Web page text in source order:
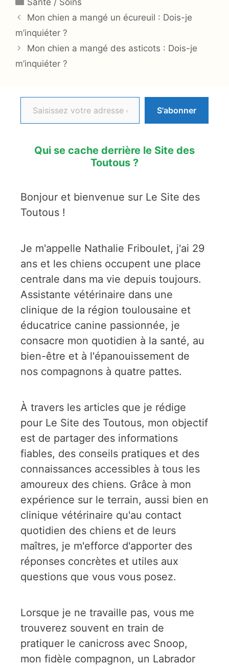
Mon chien a mangé un écureuil : Dois-je
m’inquiéter ?
Mon chien a mangé des asticots : Dois-je
m’inquiéter ?
Saisissez votre adresse e-mail…
S'abonner
Qui se cache derrière le Site des
Toutous ?
Bonjour et bienvenue sur Le Site des
Toutous !
Je m'appelle Nathalie Friboulet, j'ai 29
ans et les chiens occupent une place
centrale dans ma vie depuis toujours.
Assistante vétérinaire dans une
clinique de la région toulousaine et
éducatrice canine passionnée, je
consacre mon quotidien à la santé, au
bien-être et à l'épanouissement de
nos compagnons à quatre pattes.
À travers les articles que je rédige
pour Le Site des Toutous, mon objectif
est de partager des informations
fiables, des conseils pratiques et des
connaissances accessibles à tous les
amoureux des chiens. Grâce à mon
expérience sur le terrain, aussi bien en
clinique vétérinaire qu'au contact
quotidien des chiens et de leurs
maîtres, je m'efforce d'apporter des
réponses concrètes et utiles aux
questions que vous vous posez.
Lorsque je ne travaille pas, vous me
trouverez souvent en train de
pratiquer le canicross avec Snoop,
mon fidèle compagnon, un Labrador